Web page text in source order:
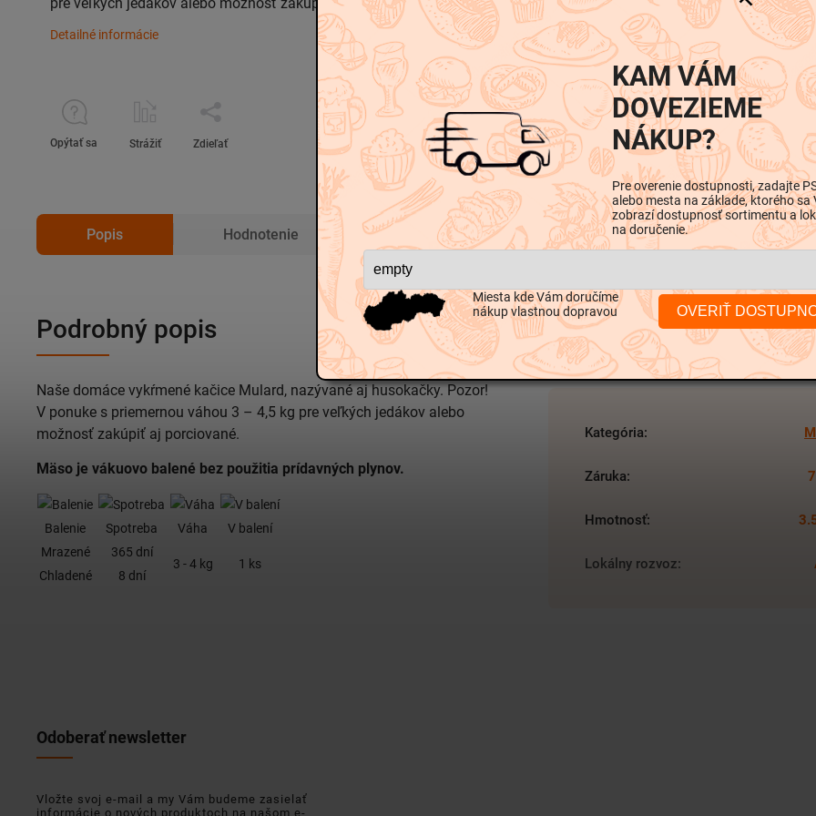
Detailné informácie
Opýtať sa Strážiť Zdieľať
Popis Hodnotenie Diskusia
Podrobný popis
Naše domáce vykŕmené kačice Mulard, nazývané aj husokačky. Pozor!
V ponuke s priemernou váhou 3 – 4,5 kg pre veľkých jedákov alebo
možnosť zakúpiť aj porciované.
Mäso je vákuovo balené bez použitia prídavných plynov.
Balenie Spotreba Váha
V balení
Mrazené
365 dní
3 - 4 kg
1 ks
Chladené
8 dní
Dodatočné parametre
Kategória:
Záruka:
Hmotnosť:
Lokálny rozvoz:
Odoberať newsletter
Vložte svoj e-mail a my Vám budeme zasielať
informácie o nových produktoch na našom e-
KAM VÁM
DOVEZIEME
NÁKUP?
Pre overenie dostupnosti, zadajte
alebo mesta na základe, ktorého sa
zobrazí dostupnosť sortimentu a
na doručenie.
Miesta kde Vám doručíme
nákup vlastnou dopravou
OVERIŤ